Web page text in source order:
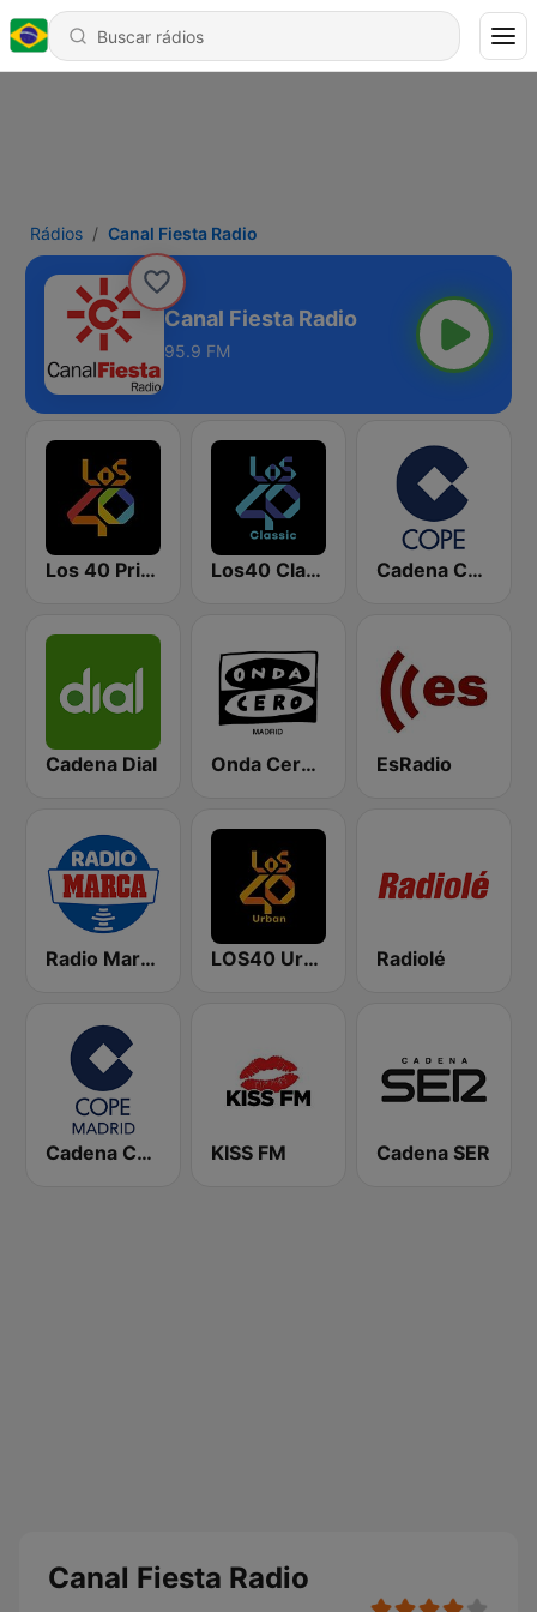
Rádios Canal Fiesta Radio
Canal Fiesta Radio
95.9 FM
Los 40 Principales Los40 Classic Cadena COPE
Cadena Dial Onda Cero Madrid EsRadio
Radio Marca Nacional LOS40 Urban Radiolé
Cadena COPE Madrid KISS FM Cadena SER
Canal Fiesta Radio